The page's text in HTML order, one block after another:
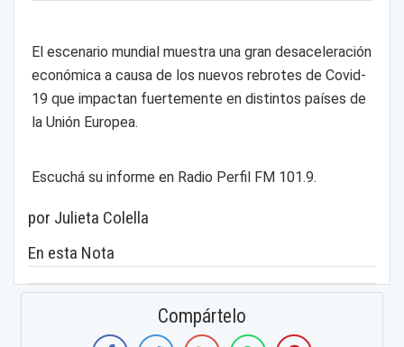
El escenario mundial muestra una gran desaceleración
económica a causa de los nuevos rebrotes de Covid-
19 que impactan fuertemente en distintos países de
la Unión Europea.
Escuchá su informe en Radio Perfil FM 101.9.
por Julieta Colella
En esta Nota
Compártelo